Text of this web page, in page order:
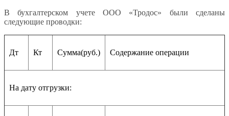
В бухгалтерском учете ООО «Тродос» были сделаны
следующие проводки:
Дт Кт Сумма(руб.) Содержание операции
На дату отгрузки: